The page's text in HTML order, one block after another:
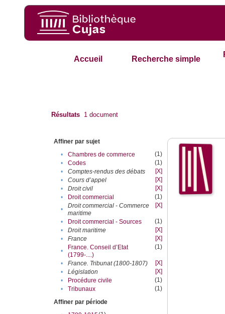
Accueil Recherche simple
Résultats 1 document
Affiner par sujet
•
Chambres de commerce
(1)
•
Codes
(1)
•
Comptes-rendus des débats
[X]
•
Cours d’appel
[X]
•
Droit civil
[X]
•
Droit commercial
(1)
•
Droit commercial - Commerce
maritime
[X]
• Droit commercial - Sources
(1)
•
Droit maritime
[X]
•
France
[X]
•
France. Conseil d’Etat
(1799-....)
(1)
• France. Tribunat (1800-1807)
[X]
•
Législation
[X]
•
Procédure civile
(1)
•
Tribunaux
(1)
Affiner par période